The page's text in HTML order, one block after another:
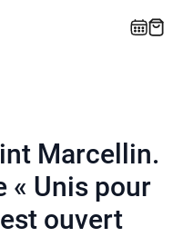
Marcellin.
« Unis pour
ouvert